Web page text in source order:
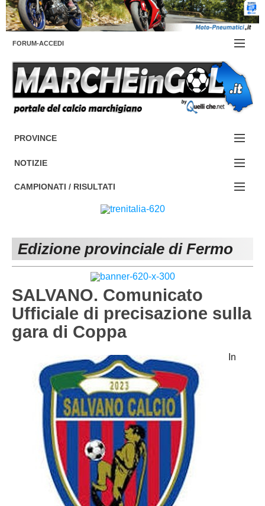
FORUM-ACCEDI
Contattaci
PROVINCE
EDIZIONE:
ANCONA
MACERATA
Carica la tua Rosa
NOTIZIE
NOTIZIE:
ECCELLENZA
1^ CATEGORIA
2^ CATEGORIA
GIOVANILI
CAMPIONATI / RISULTATI
NAZIONALI
REGIONALI
Edizione provinciale di Fermo
SALVANO. Comunicato
Ufficiale di precisazione sulla
gara di Coppa
In